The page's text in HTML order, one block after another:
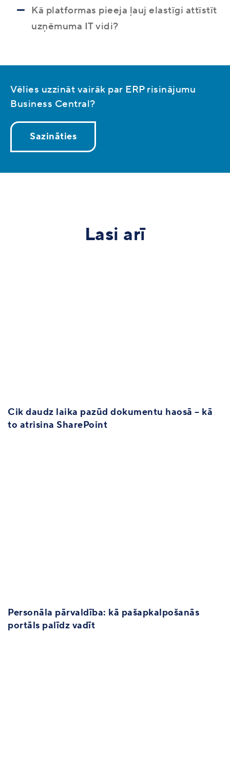
Kā platformas pieeja ļauj elastīgi attīstīt
uzņēmuma IT vidi?
Vēlies uzzināt vairāk par ERP risinājumu
Business Central?
Sazināties
Lasi arī
Cik daudz laika pazūd dokumentu haosā – kā
to atrisina SharePoint
Personāla pārvaldība: kā pašapkalpošanās
portāls palīdz vadīt